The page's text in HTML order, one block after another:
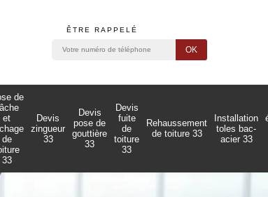
ÊTRE RAPPELÉ
de
et
de
33
Devis
zingueur
33
Devis
pose de
gouttière
33
Devis
fuite
de
toiture
33
Rehaussement
de toiture 33
Installation
toles bac-
acier 33